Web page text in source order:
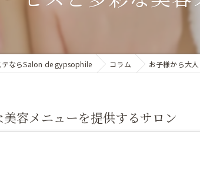
毛穴洗浄
テならSalon de gypsophile コラム お子様から大
容メニューを提供するサロン